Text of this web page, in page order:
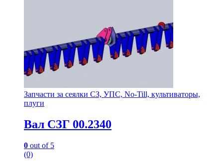
Запчасти за сеялки СЗ, УПС, No-Till, культиваторы,
плуги
Вал СЗГ 00.2340
0 out of 5
(0)